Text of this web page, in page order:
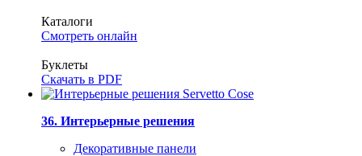
Каталоги
Смотреть онлайн
Буклеты
Скачать в PDF
36. Интерьерные решения
Декоративные панели